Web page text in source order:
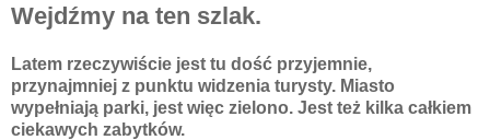
Wejdźmy na ten szlak.
Latem rzeczywiście jest tu dość przyjemnie,
przynajmniej z punktu widzenia turysty. Miasto
wypełniają parki, jest więc zielono. Jest też kilka całkiem
ciekawych zabytków.